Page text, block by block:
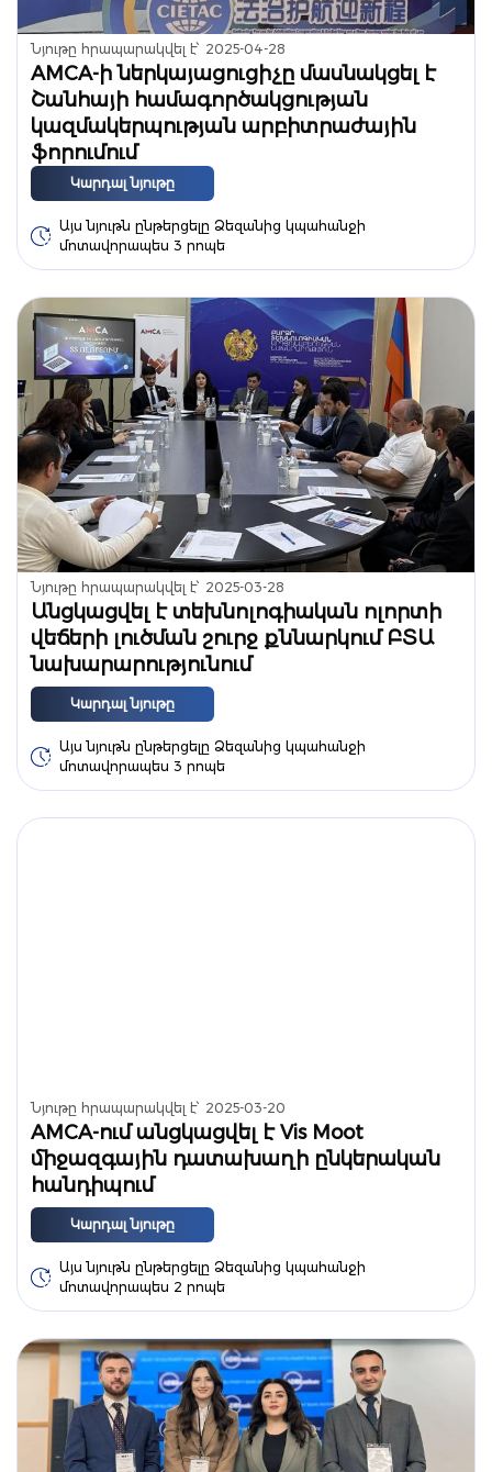
Նյութը հրապարակվել է՝ 2025-04-28
AMCA-ի ներկայացուցիչը մասնակցել է
Շանհայի համագործակցության
կազմակերպության արբիտրաժային
ֆորումում
Կարդալ նյութը
Այս նյութն ընթերցելը Ձեզանից կպահանջի
մոտավորապես 3 րոպե
Նյութը հրապարակվել է՝ 2025-03-28
Անցկացվել է տեխնոլոգիական ոլորտի
վեճերի լուծման շուրջ քննարկում ԲՏԱ
նախարարությունում
Կարդալ նյութը
Այս նյութն ընթերցելը Ձեզանից կպահանջի
մոտավորապես 3 րոպե
Նյութը հրապարակվել է՝ 2025-03-20
AMCA-ում անցկացվել է Vis Moot
միջազգային դատախաղի ընկերական
հանդիպում
Կարդալ նյութը
Այս նյութն ընթերցելը Ձեզանից կպահանջի
մոտավորապես 2 րոպե